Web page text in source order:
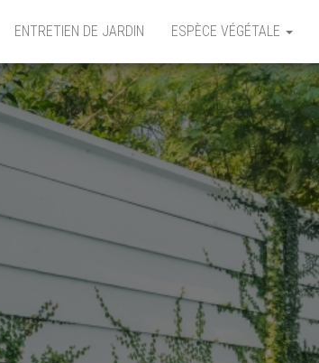
ENTRETIEN DE JARDIN ESPÈCE VÉGÉTALE